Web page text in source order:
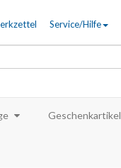
Service/Hilfe
Geschenkartikel